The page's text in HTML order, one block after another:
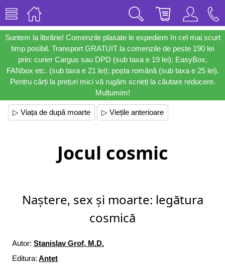
Suntem la librărie! Comenzile plasate le expediem în cel mai scurt
timp posibil. Transport GRATUIT la comenzile de peste 190 lei
prin: curier Cargus sau DPD (sub taxa e 19 lei); EasyBox,
FANbox etc. (sub taxa e 21 lei); poșta română (sub taxa e 25 lei).
Pentru cărți la prețuri mici vă rugăm scrieți la căutare reducere.
Mulțumim!
▷ Viața de după moarte ▷ Viețile anterioare
Jocul cosmic
Naștere, sex și moarte: legătura
cosmică
Autor: Stanislav Grof, M.D.
Editura: Antet